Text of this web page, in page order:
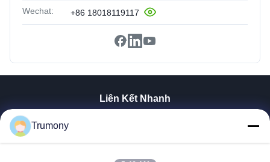
Wechat: +86 18018119117
Liên Kết Nhanh
Trumony